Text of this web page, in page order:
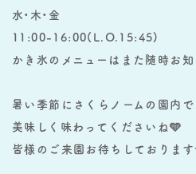
水•木•金
11:00-16:00(L.O.15:45)
かき氷のメニューはまた随時お
暑い季節にさくらノームの園内で
美味しく味わってくださいね🩵
皆様のご来園お待ちしておりま